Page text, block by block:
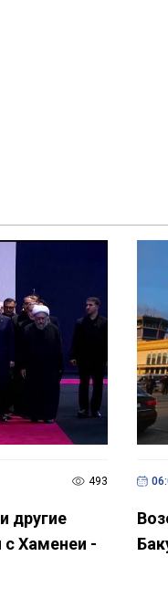
493
другие
Хаменеи -